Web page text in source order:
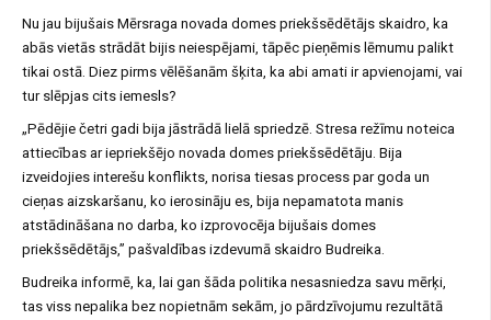
Nu jau bijušais Mērsraga novada domes priekšsēdētājs skaidro, ka
abās vietās strādāt bijis neiespējami, tāpēc pieņēmis lēmumu palikt
tikai ostā. Diez pirms vēlēšanām šķita, ka abi amati ir apvienojami, vai
tur slēpjas cits iemesls?
„Pēdējie četri gadi bija jāstrādā lielā spriedzē. Stresa režīmu noteica
attiecības ar iepriekšējo novada domes priekšsēdētāju. Bija
izveidojies interešu konflikts, norisa tiesas process par goda un
cieņas aizskaršanu, ko ierosināju es, bija nepamatota manis
atstādināšana no darba, ko izprovocēja bijušais domes
priekšsēdētājs,” pašvaldības izdevumā skaidro Budreika.
Budreika informē, ka, lai gan šāda politika nesasniedza savu mērķi,
tas viss nepalika bez nopietnām sekām, jo pārdzīvojumu rezultātā